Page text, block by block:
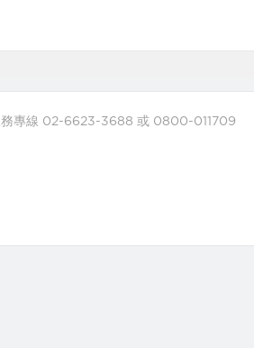
務專線 02-6623-3688 或 0800-011709